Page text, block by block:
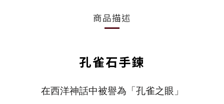
商品描述
孔雀石手鍊
在西洋神話中被譽為 「孔雀之眼」